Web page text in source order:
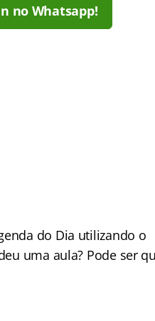
no Whatsapp!
do Dia utilizando o
uma aula? Pode ser